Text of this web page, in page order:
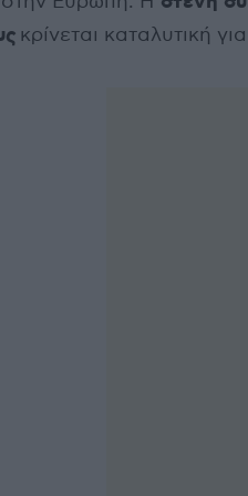
κρίνεται καταλυτική